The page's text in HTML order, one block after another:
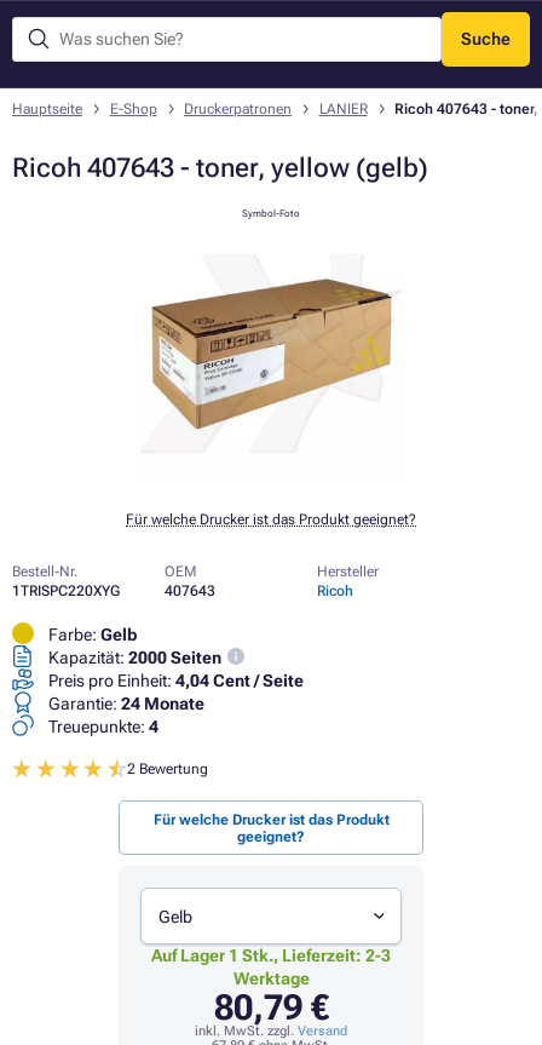
Suche
Menü
Hauptseite E-Shop Druckerpatronen LANIER Ricoh 407643 -
Ricoh 407643 - toner, yellow (gelb)
Symbol-Foto
Für welche Drucker ist das Produkt geeignet?
Bestell-Nr.
1TRISPC220XYG
OEM
407643
Hersteller
Ricoh
Farbe: Gelb
Kapazität: 2000 Seiten
Preis pro Einheit: 4,04 Cent / Seite
Garantie: 24 Monate
Treuepunkte: 4
2 Bewertung
Für welche Drucker ist das Produkt
geeignet?
Gelb
Auf Lager 1 Stk., Lieferzeit: 2-3
Werktage
80,79 €
inkl. MwSt. zzgl. Versand